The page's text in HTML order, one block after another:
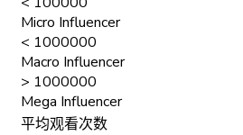
Micro Influencer
< 1000000
Macro Influencer
> 1000000
Mega Influencer
平均观看次数